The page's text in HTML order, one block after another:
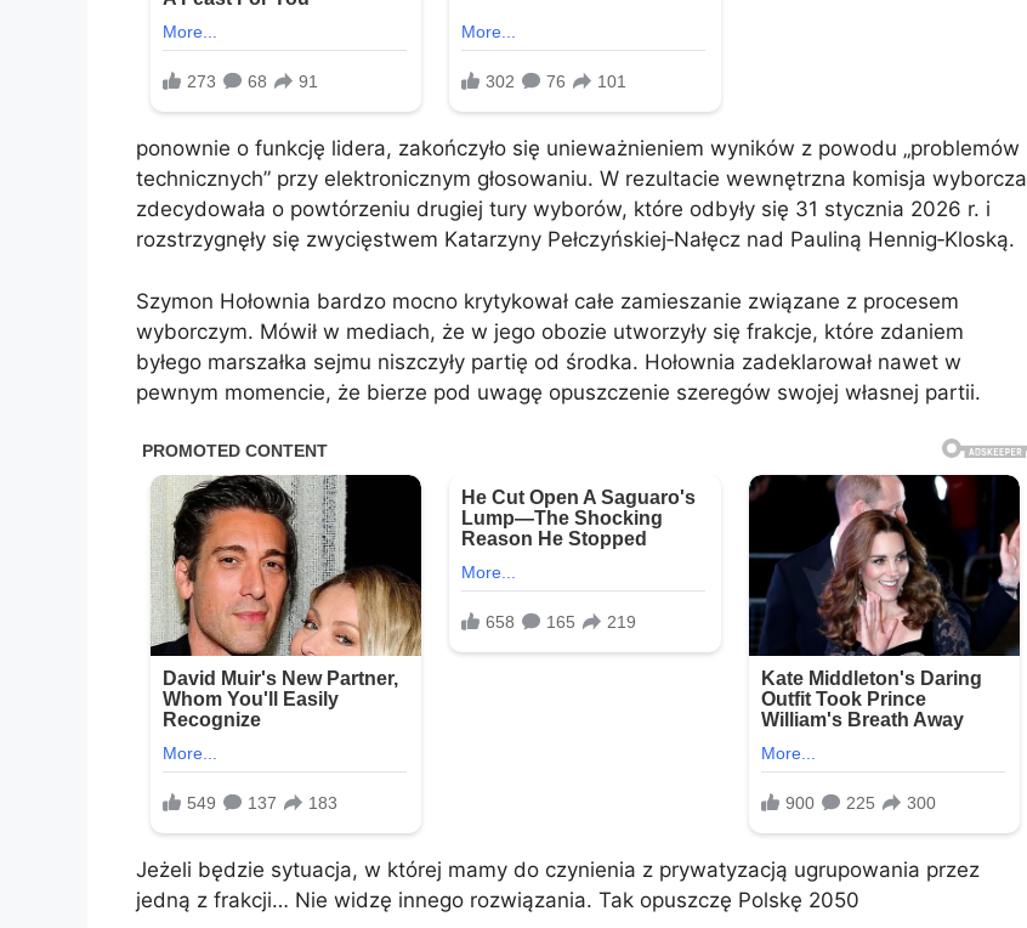
ponownie o funkcję lidera, zakończyło się unieważnieniem wyników z powodu „problemów
technicznych” przy elektronicznym głosowaniu. W rezultacie wewnętrzna komisja wyborcza
zdecydowała o powtórzeniu drugiej tury wyborów, które odbyły się 31 stycznia 2026 r. i
rozstrzygnęły się zwycięstwem Katarzyny Pełczyńskiej‑Nałęcz nad Pauliną Hennig‑Kloską.
Szymon Hołownia bardzo mocno krytykował całe zamieszanie związane z procesem
wyborczym. Mówił w mediach, że w jego obozie utworzyły się frakcje, które zdaniem
byłego marszałka sejmu niszczyły partię od środka. Hołownia zadeklarował nawet w
pewnym momencie, że bierze pod uwagę opuszczenie szeregów swojej własnej partii.
Jeżeli będzie sytuacja, w której mamy do czynienia z prywatyzacją ugrupowania przez
jedną z frakcji… Nie widzę innego rozwiązania. Tak opuszczę Polskę 2050